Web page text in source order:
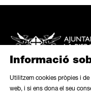
Informació
Utilitzem cookies pròpies i
web, i si ens dona el seu